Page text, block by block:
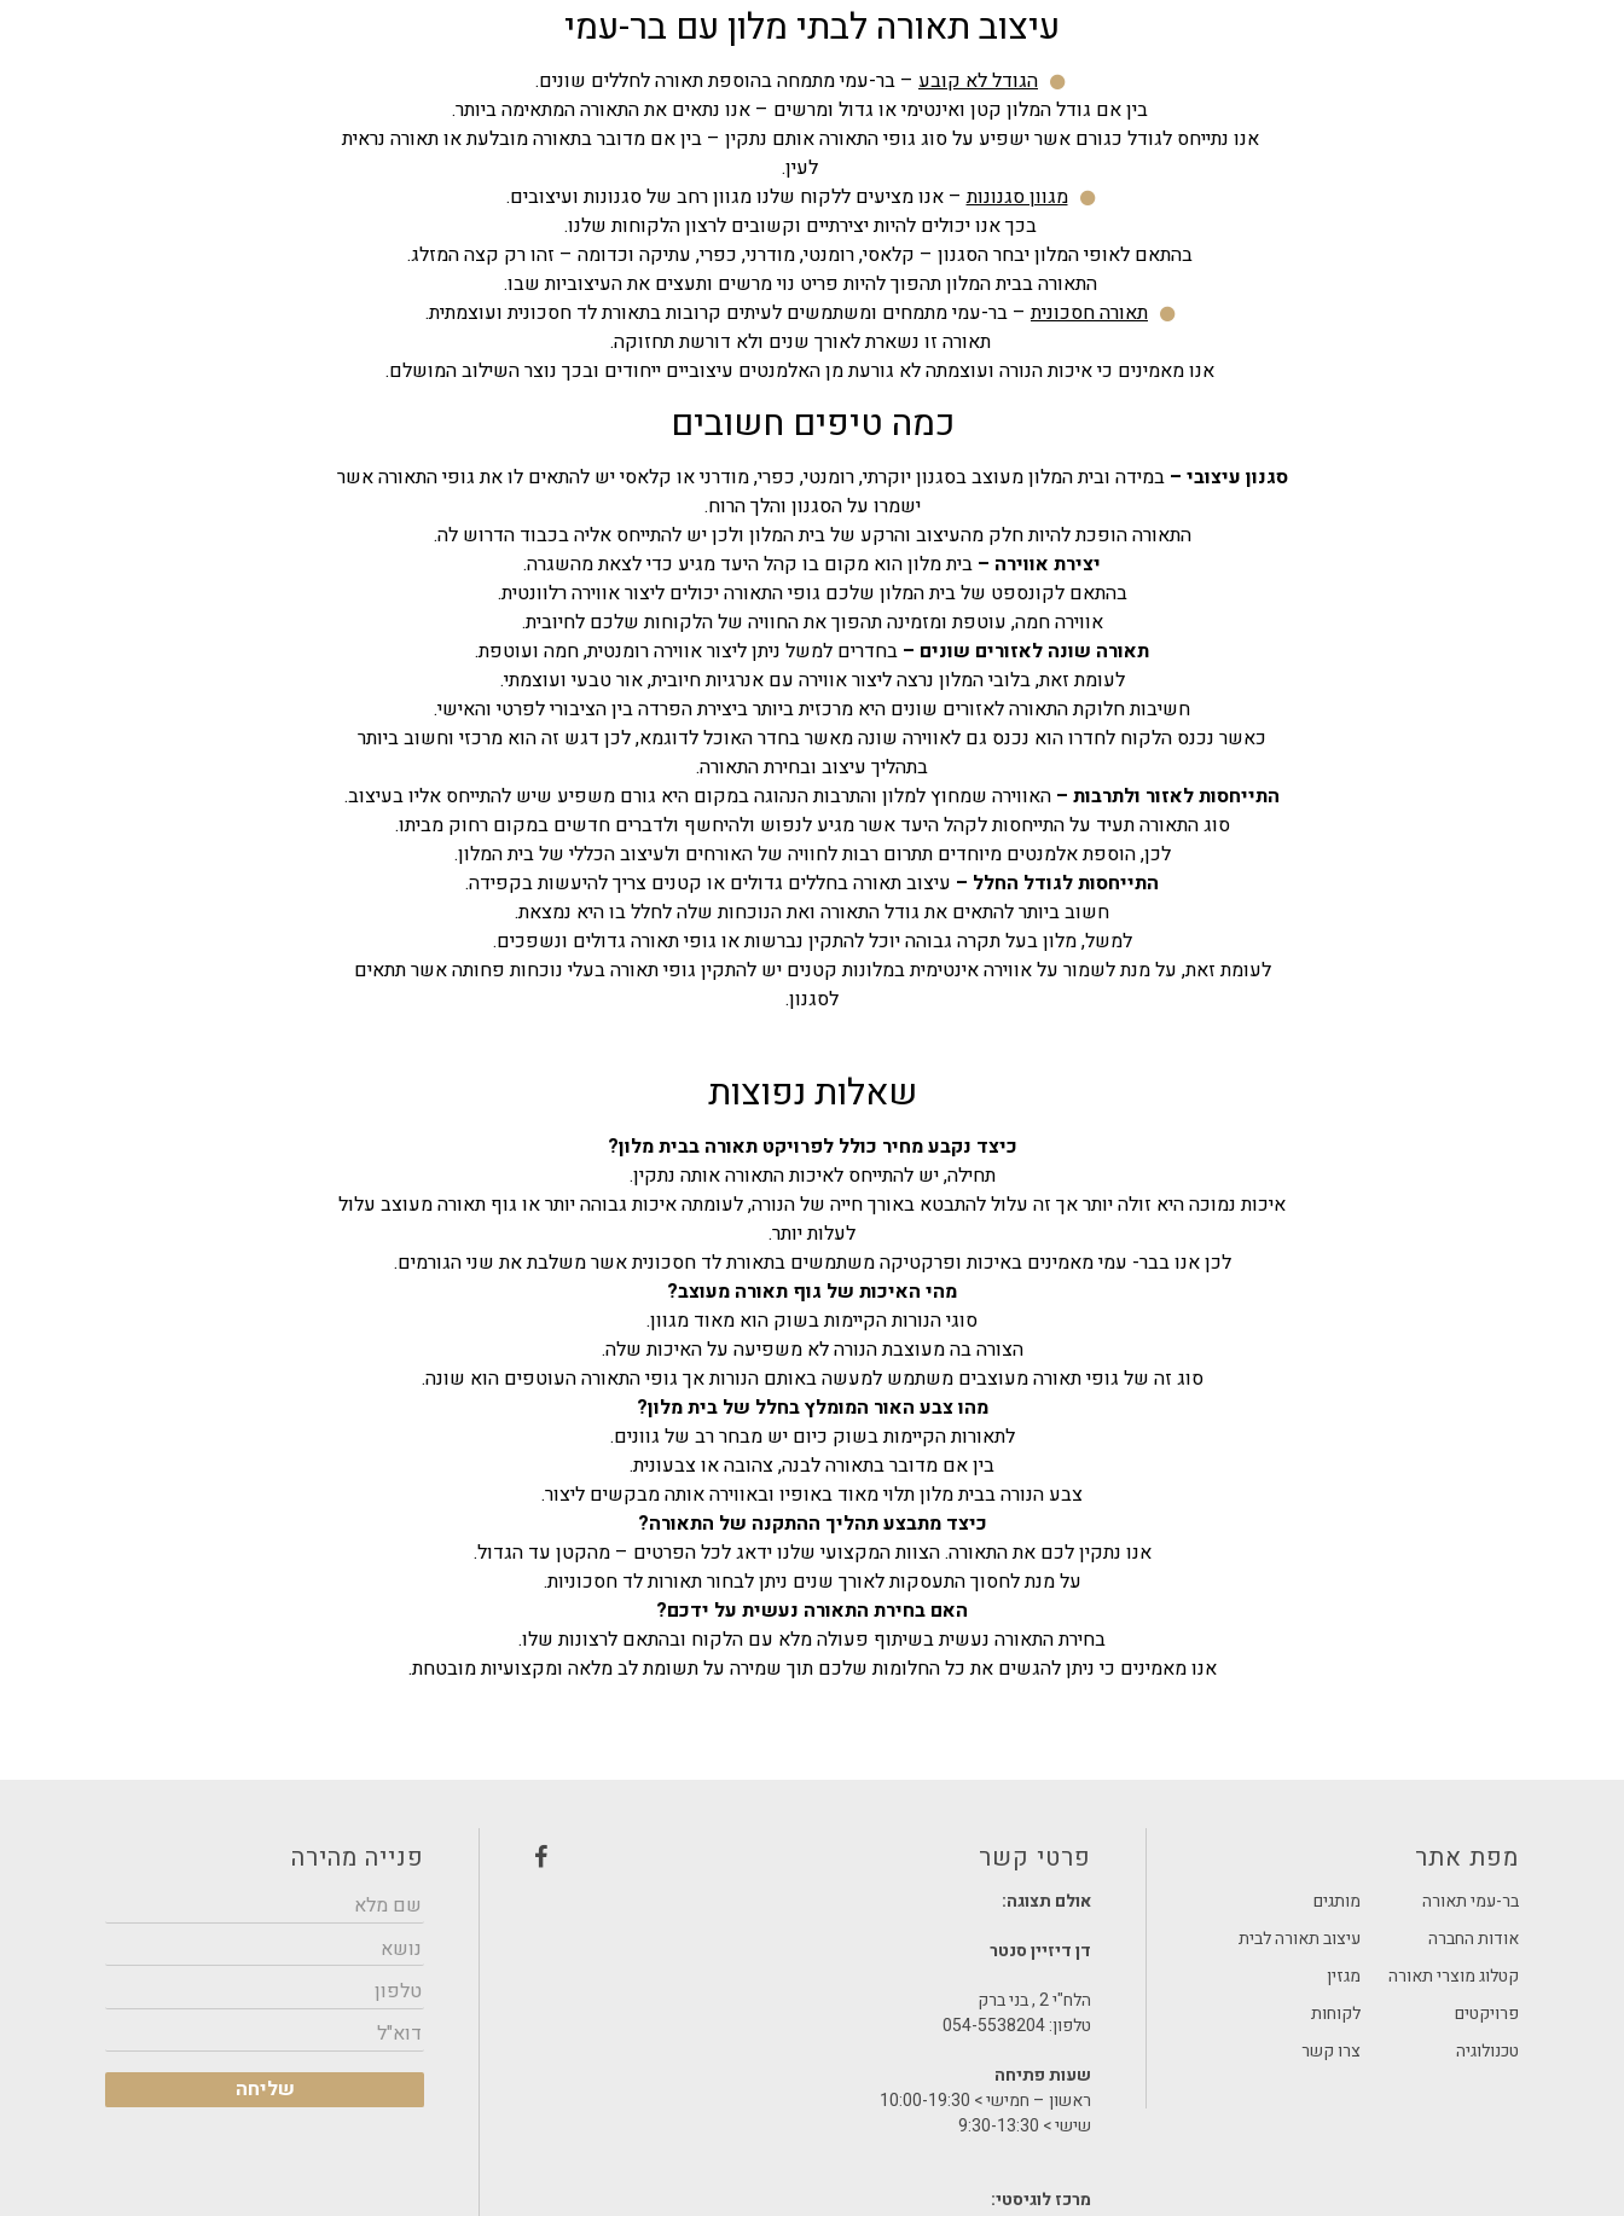
עיצוב תאורה לבתי מלון עם בר-עמי
הגודל לא קובע – בר-עמי מתמחה בהוספת תאורה לחללים שונים.
בין אם גודל המלון קטן ואינטימי או גדול ומרשים – אנו נתאים את התאורה המתאימה ביותר.
אנו נתייחס לגודל כגורם אשר ישפיע על סוג גופי התאורה אותם נתקין – בין אם מדובר בתאורה מובלעת או תאורה נראית
לעין.
מגוון סגנונות– אנו מציעים ללקוח שלנו מגוון רחב של סגנונות ועיצובים.
בכך אנו יכולים להיות יצירתיים וקשובים לרצון הלקוחות שלנו.
בהתאם לאופי המלון יבחר הסגנון – קלאסי, רומנטי, מודרני, כפרי, עתיקה וכדומה – זהו רק קצה המזלג.
התאורה בבית המלון תהפוך להיות פריט נוי מרשים ותעצים את העיצוביות שבו.
תאורה חסכונית– בר-עמי מתמחים ומשתמשים לעיתים קרובות בתאורת לד חסכונית ועוצמתית.
תאורה זו נשארת לאורך שנים ולא דורשת תחזוקה.
אנו מאמינים כי איכות הנורה ועוצמתה לא גורעת מן האלמנטים עיצוביים ייחודים ובכך נוצר השילוב המושלם.
כמה טיפים חשובים
סגנון עיצובי – במידה ובית המלון מעוצב בסגנון יוקרתי, רומנטי, כפרי, מודרני או קלאסי יש להתאים לו את גופי התאורה אשר
ישמרו על הסגנון והלך הרוח.
התאורה הופכת להיות חלק מהעיצוב והרקע של בית המלון ולכן יש להתייחס אליה בכבוד הדרוש לה.
יצירת אווירה – בית מלון הוא מקום בו קהל היעד מגיע כדי לצאת מהשגרה.
בהתאם לקונספט של בית המלון שלכם גופי התאורה יכולים ליצור אווירה רלוונטית.
אווירה חמה, עוטפת ומזמינה תהפוך את החוויה של הלקוחות שלכם לחיובית.
תאורה שונה לאזורים שונים – בחדרים למשל ניתן ליצור אווירה רומנטית, חמה ועוטפת.
לעומת זאת, בלובי המלון נרצה ליצור אווירה עם אנרגיות חיובית, אור טבעי ועוצמתי.
חשיבות חלוקת התאורה לאזורים שונים היא מרכזית ביותר ביצירת הפרדה בין הציבורי לפרטי והאישי.
כאשר נכנס הלקוח לחדרו הוא נכנס גם לאווירה שונה מאשר בחדר האוכל לדוגמא, לכן דגש זה הוא מרכזי וחשוב ביותר
בתהליך עיצוב ובחירת התאורה.
התייחסות לאזור ולתרבות – האווירה שמחוץ למלון והתרבות הנהוגה במקום היא גורם משפיע שיש להתייחס אליו בעיצוב.
סוג התאורה תעיד על התייחסות לקהל היעד אשר מגיע לנפוש ולהיחשף ולדברים חדשים במקום רחוק מביתו.
לכן, הוספת אלמנטים מיוחדים תתרום רבות לחוויה של האורחים ולעיצוב הכללי של בית המלון.
התייחסות לגודל החלל – עיצוב תאורה בחללים גדולים או קטנים צריך להיעשות בקפידה.
חשוב ביותר להתאים את גודל התאורה ואת הנוכחות שלה לחלל בו היא נמצאת.
למשל, מלון בעל תקרה גבוהה יוכל להתקין נברשות או גופי תאורה גדולים ונשפכים.
לעומת זאת, על מנת לשמור על אווירה אינטימית במלונות קטנים יש להתקין גופי תאורה בעלי נוכחות פחותה אשר תתאים
לסגנון.
שאלות נפוצות
כיצד נקבע מחיר כולל לפרויקט תאורה בבית מלון?
תחילה, יש להתייחס לאיכות התאורה אותה נתקין.
איכות נמוכה היא זולה יותר אך זה עלול להתבטא באורך חייה של הנורה, לעומתה איכות גבוהה יותר או גוף תאורה מעוצב עלול
לעלות יותר.
לכן אנו בבר- עמי מאמינים באיכות ופרקטיקה משתמשים בתאורת לד חסכונית אשר משלבת את שני הגורמים.
מהי האיכות של גוף תאורה מעוצב?
סוגי הנורות הקיימות בשוק הוא מאוד מגוון.
הצורה בה מעוצבת הנורה לא משפיעה על האיכות שלה.
סוג זה של גופי תאורה מעוצבים משתמש למעשה באותם הנורות אך גופי התאורה העוטפים הוא שונה.
מהו צבע האור המומלץ בחלל של בית מלון?
לתאורות הקיימות בשוק כיום יש מבחר רב של גוונים.
בין אם מדובר בתאורה לבנה, צהובה או צבעונית.
צבע הנורה בבית מלון תלוי מאוד באופיו ובאווירה אותה מבקשים ליצור.
כיצד מתבצע תהליך ההתקנה של התאורה?
אנו נתקין לכם את התאורה. הצוות המקצועי שלנו ידאג לכל הפרטים – מהקטן עד הגדול.
על מנת לחסוך התעסקות לאורך שנים ניתן לבחור תאורות לד חסכוניות.
האם בחירת התאורה נעשית על ידכם?
בחירת התאורה נעשית בשיתוף פעולה מלא עם הלקוח ובהתאם לרצונות שלו.
אנו מאמינים כי ניתן להגשים את כל החלומות שלכם תוך שמירה על תשומת לב מלאה ומקצועיות מובטחת.
מפת אתר
בר-עמי תאורה
מותגים
אודות החברה
עיצוב תאורה לבית
קטלוג מוצרי תאורה
מגזין
פרויקטים
לקוחות
טכנולוגיה
צרו קשר
פרטי קשר
אולם תצוגה:
דן דיזיין סנטר
הלח"י 2 , בני ברק
טלפון: 054-5538204
שעות פתיחה
ראשון – חמישי > 10:00-19:30
שישי > 9:30-13:30
מרכז לוגיסטי:
פנייה מהירה